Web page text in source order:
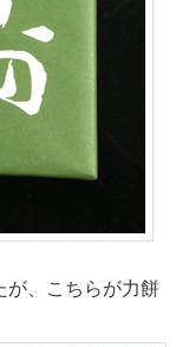
が、こちらが力餅